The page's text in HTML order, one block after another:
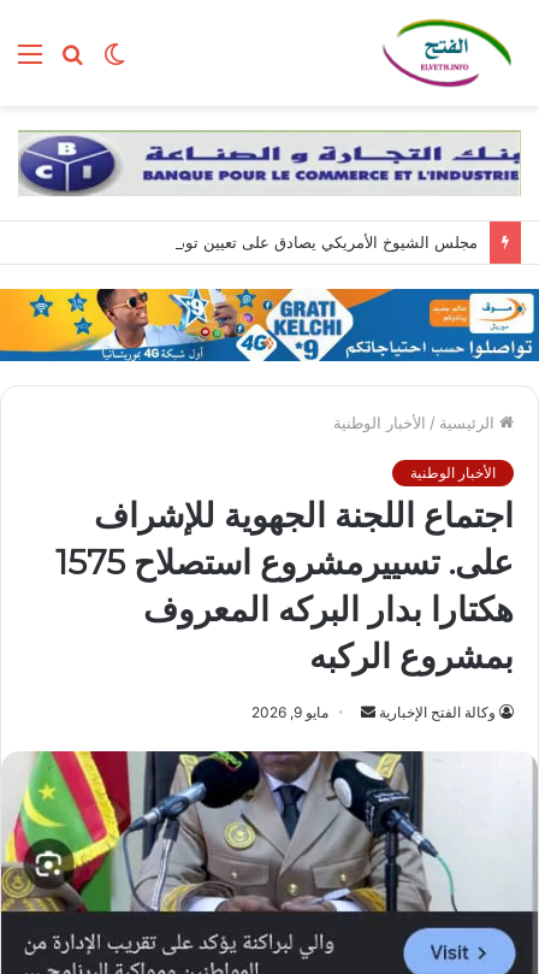
بحث الوضع
مجلس الشيوخ الأمريكي يصادق على تعيين تود بلانش وزيرا للعدل
الرئيسية / الأخبار الوطنية
الأخبار الوطنية
اجتماع اللجنة الجهوية للإشراف
على. تسييرمشروع استصلاح 1575
هكتارا بدار البركه المعروف
بمشروع الركبه
وكالة الفتح الإخبارية
أرسل
إلكترونيا
مايو 9, 2026